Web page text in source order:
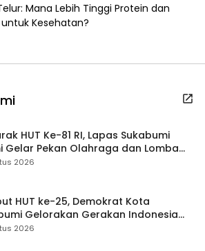
Mana Lebih Tinggi Protein dan
untuk Kesehatan?
HUT Ke-81 RI, Lapas Sukabumi
Gelar Pekan Olahraga dan Lomba
2026
HUT ke-25, Demokrat Kota
Gelorakan Gerakan Indonesia
Aksi Bersih Masjid Agung
2026